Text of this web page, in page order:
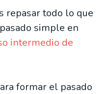
repasar todo lo que
simple en
intermedio de
formar el pasado